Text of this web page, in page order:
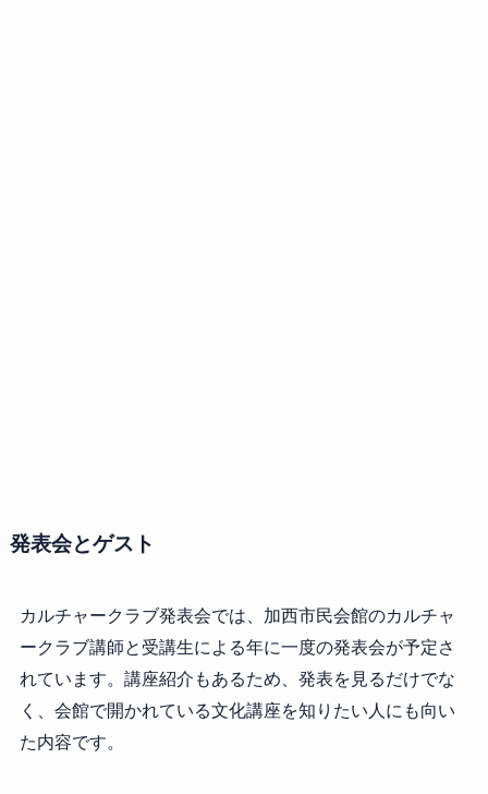
発表会とゲスト
カルチャークラブ発表会では、加西市民会館のカルチャ
ークラブ講師と受講生による年に一度の発表会が予定さ
れています。講座紹介もあるため、発表を見るだけでな
く、会館で開かれている文化講座を知りたい人にも向い
た内容です。